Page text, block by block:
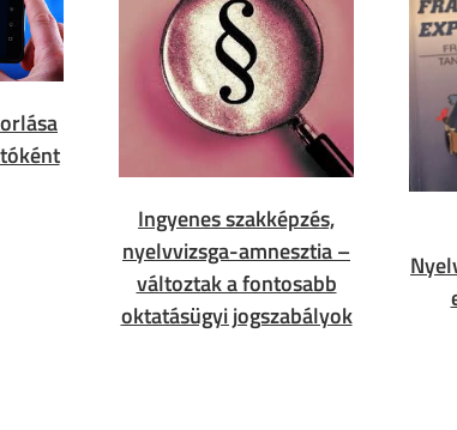
Ingyenes szakképzés,
nyelvvizsga-amnesztia –
változtak a fontosabb
oktatásügyi jogszabályok